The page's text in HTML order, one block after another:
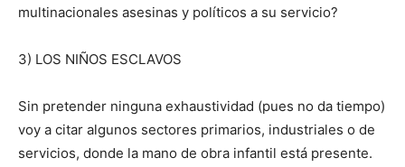
multinacionales asesinas y políticos a su servicio?
3) LOS NIÑOS ESCLAVOS
Sin pretender ninguna exhaustividad (pues no da tiempo)
voy a citar algunos sectores primarios, industriales o de
servicios, donde la mano de obra infantil está presente.